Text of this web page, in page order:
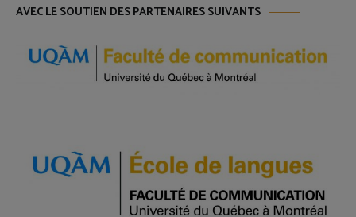
AVEC LE SOUTIEN DES PARTENAIRES SUIVANTS